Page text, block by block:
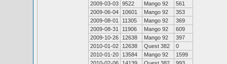
2009-03-03 9522 Mango 92
561
2009-06-04
10601 Mango 92
353
2009-08-01
11305 Mango 92
369
2009-08-31
11906 Mango 92
609
2009-10-26
12638 Mango 92
397
2010-01-02
12638 Quest 382
0
2010-01-20
13584 Mango 92
1599